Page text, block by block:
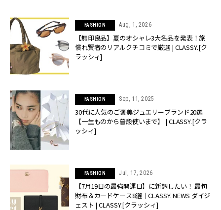
FASHION Aug, 1, 2026
【無印良品】夏のオシャレ3大名品を発表！旅
慣れ賢者のリアルクチコミで厳選 | CLASSY.[ク
ラッシィ]
FASHION Sep, 11, 2025
30代に人気のご褒美ジュエリーブランド20選
【一生ものから普段使いまで】 | CLASSY.[クラ
ッシィ]
FASHION Jul, 17, 2026
【7月19日の最強開運日】に新調したい！ 最旬
財布＆カードケース8選｜CLASSY. NEWS ダイジ
ェスト | CLASSY.[クラッシィ]